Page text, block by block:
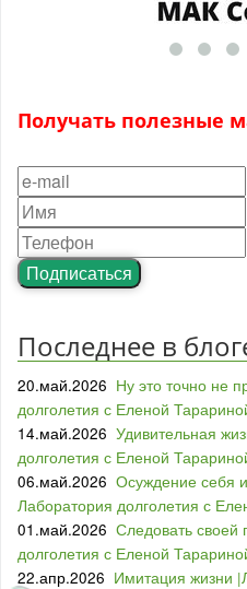
Получать полезные
Подписаться
Последнее в
20.май.2026 Ну это точно не
долголетия с Еленой
14.май.2026 Удивительная
долголетия с Еленой
06.май.2026 Осуждение себя
Лаборатория долголетия с
01.май.2026 Следовать своей
долголетия с Еленой
22.апр.2026 Имитация жизни